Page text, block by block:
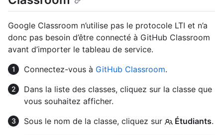
Google Classroom n’utilise pas le protocole LTI et n’a
donc pas besoin d’être connecté à GitHub Classroom
avant d’importer le tableau de service.
Connectez-vous à GitHub Classroom.
Dans la liste des classes, cliquez sur la classe que
vous souhaitez afficher.
Sous le nom de la classe, cliquez sur
Étudiants.